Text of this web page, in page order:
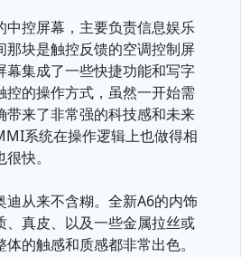
中控屏幕，主要负责信息娱乐
那块是触控反馈的空调控制屏
幕集成了一些快捷功能和写字
控的操作方式，虽然一开始需
带来了非常强的科技感和未来
系统在操作逻辑上也做得相
快。
迪从来不含糊。全新A6的内饰
、真皮、以及一些金属拉丝或
的触感和质感都非常出色。